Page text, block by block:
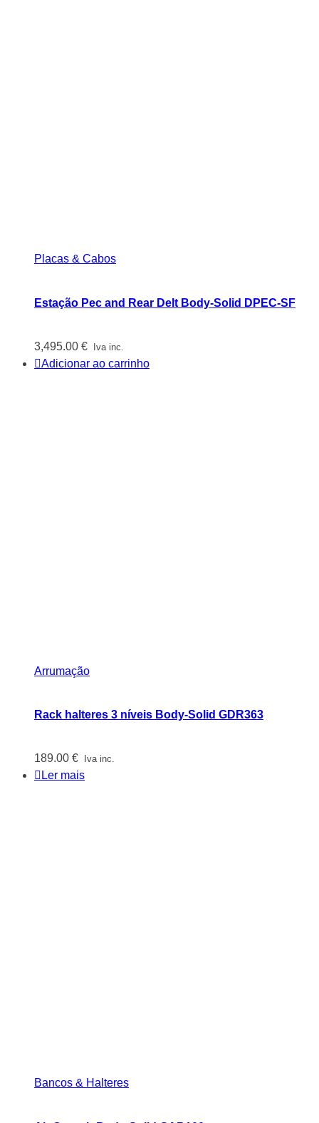
Placas & Cabos
Estação Pec and Rear Delt Body-Solid DPEC-SF
3,495.00 € Iva inc.
Adicionar ao carrinho
Arrumação
Rack halteres 3 níveis Body-Solid GDR363
189.00 € Iva inc.
Ler mais
Bancos & Halteres